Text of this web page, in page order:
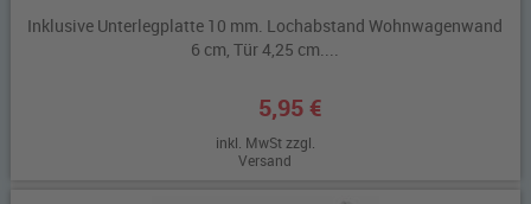
Inklusive Unterlegplatte 10 mm. Lochabstand Wohnwagenwand
6 cm, Tür 4,25 cm....
5,95 €
inkl. MwSt zzgl.
Versand